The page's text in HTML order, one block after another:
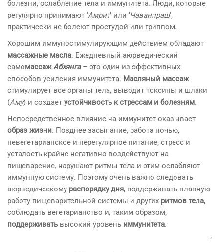
болезни, ослабление тела и иммунитета. Люди, которые
регулярно принимают ‘Амрит‘ или ‘Чаванпраш‘,
практически не болеют простудой или гриппом.
Хорошим иммуностимулирующим действием обладают
массажные масла. Ежедневный аюрведический
самомассажАбхянга– это один из эффективных
способов усиления иммунитета. Масляный массаж
стимулирует все органы тела, выводит токсины и шлаки
(Аму) и создает устойчивость к стрессам и болезням.
Непосредственное влияние на иммунитет оказывает
образ жизни. Позднее засыпание, работа ночью,
невегетарианское и нерегулярное питание, стресс и
усталость крайне негативно воздействуют на
пищеварение, нарушают ритмы тела и этим ослабляют
иммунную систему. Поэтому очень важно следовать
аюрведическому распорядку дня, поддерживать плавную
работу пищеварительной системы и других ритмов тела,
соблюдать вегетарианство и, таким образом,
поддерживать высокий уровень иммунитета.
‘